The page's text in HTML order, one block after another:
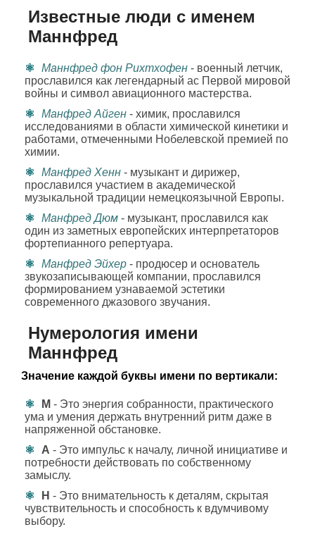
Известные люди с именем
Маннфред
Маннфред фон Рихтхофен - военный летчик,
прославился как легендарный ас Первой мировой
войны и символ авиационного мастерства.
Манфред Айген - химик, прославился
исследованиями в области химической кинетики и
работами, отмеченными Нобелевской премией по
химии.
Манфред Хенн - музыкант и дирижер,
прославился участием в академической
музыкальной традиции немецкоязычной Европы.
Манфред Дюм - музыкант, прославился как
один из заметных европейских интерпретаторов
фортепианного репертуара.
Манфред Эйхер - продюсер и основатель
звукозаписывающей компании, прославился
формированием узнаваемой эстетики
современного джазового звучания.
Нумерология имени
Маннфред
Значение каждой буквы имени по вертикали:
М - Это энергия собранности, практического
ума и умения держать внутренний ритм даже в
напряженной обстановке.
А - Это импульс к началу, личной инициативе и
потребности действовать по собственному
замыслу.
Н - Это внимательность к деталям, скрытая
чувствительность и способность к вдумчивому
выбору.